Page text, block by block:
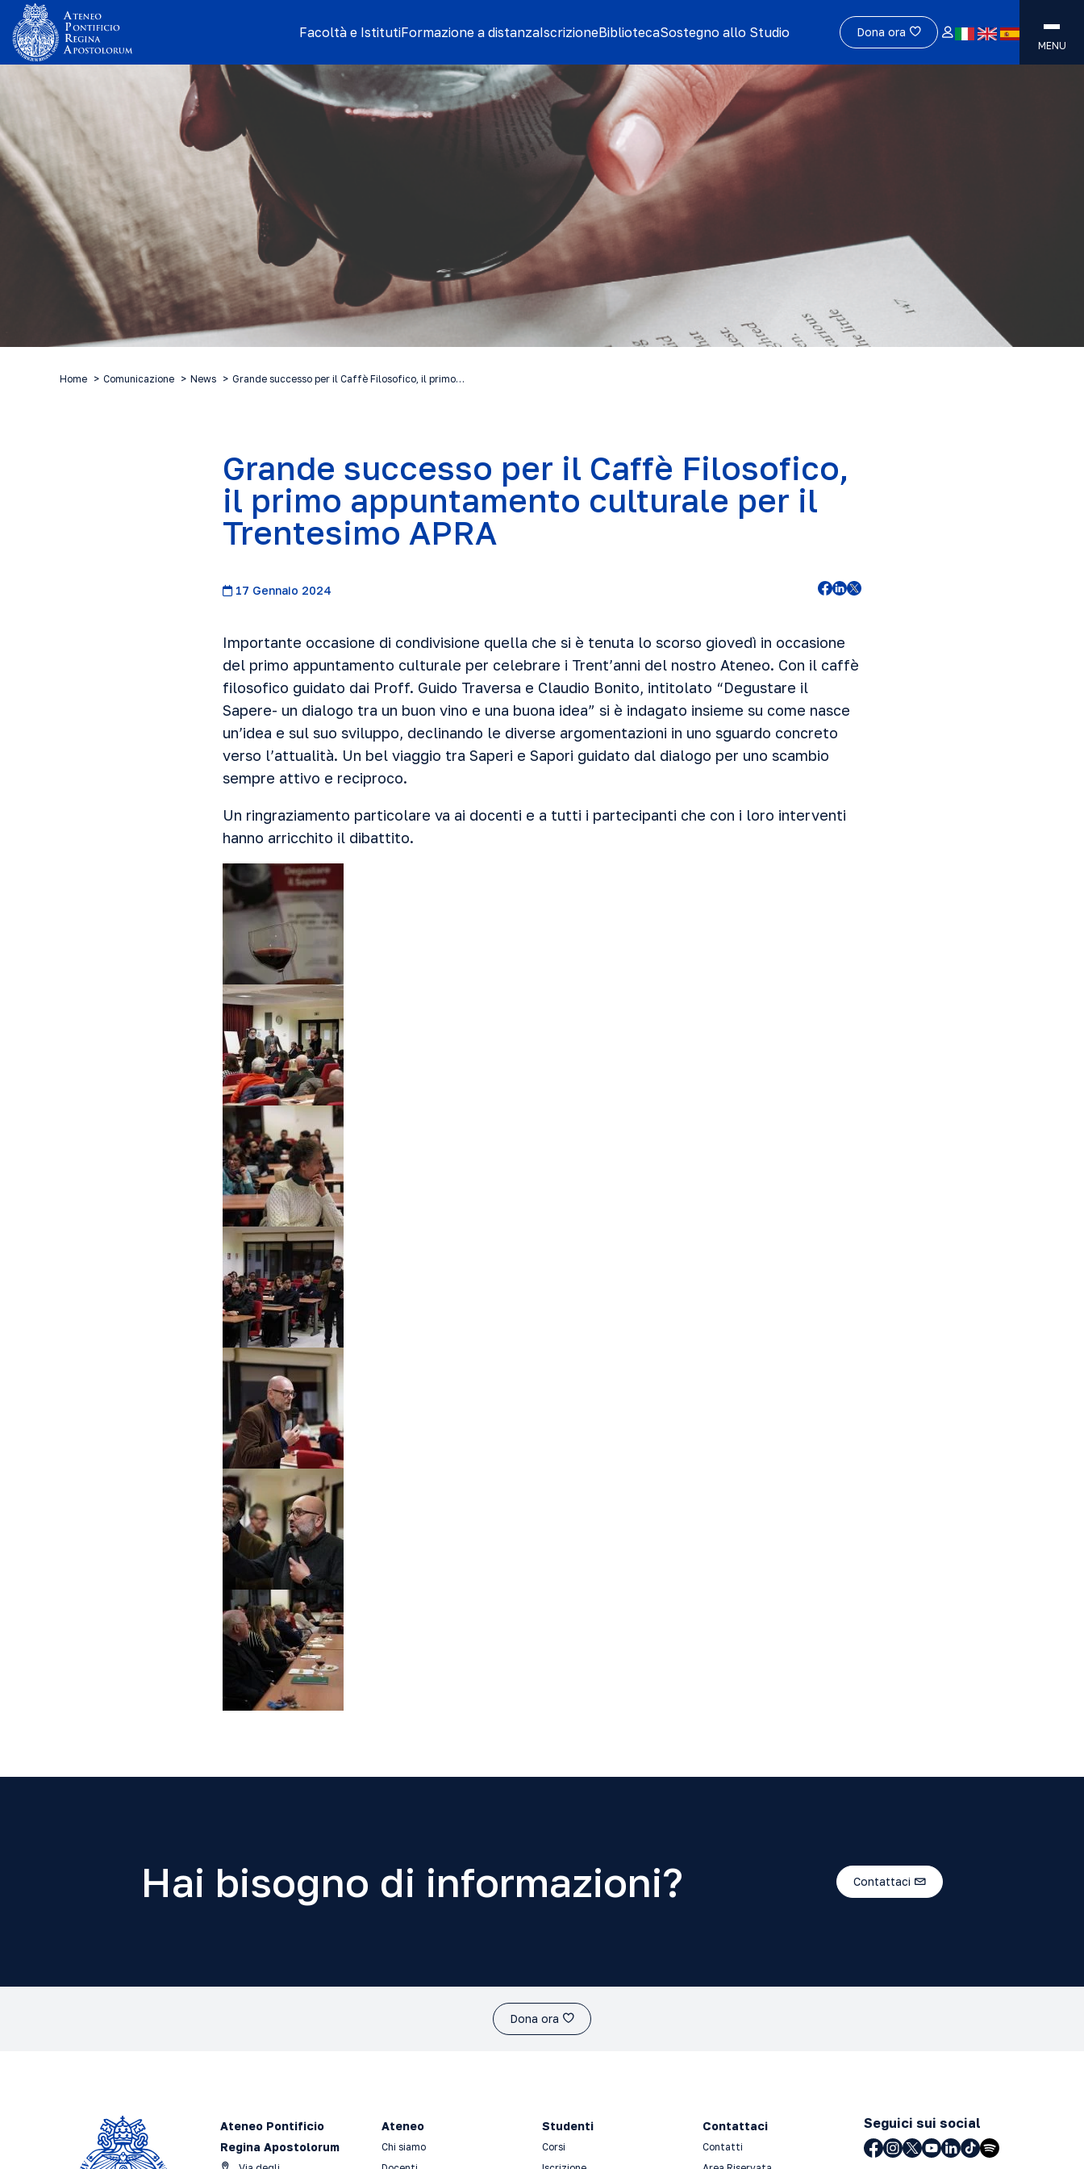
Facoltà e IstitutiFormazione a distanzaIscrizioneBibliotecaSostegno allo Studio Dona ora
MENU
Home Comunicazione News Grande successo per il Caffè Filosofico, il primo…
Grande successo per il Caffè Filosofico,
il primo appuntamento culturale per il
Trentesimo APRA
17 Gennaio 2024
Importante occasione di condivisione quella che si è tenuta lo scorso giovedì in occasione
del primo appuntamento culturale per celebrare i Trent’anni del nostro Ateneo. Con il caffè
filosofico guidato dai Proff. Guido Traversa e Claudio Bonito, intitolato “Degustare il
Sapere- un dialogo tra un buon vino e una buona idea” si è indagato insieme su come nasce
un’idea e sul suo sviluppo, declinando le diverse argomentazioni in uno sguardo concreto
verso l’attualità. Un bel viaggio tra Saperi e Sapori guidato dal dialogo per uno scambio
sempre attivo e reciproco.
Un ringraziamento particolare va ai docenti e a tutti i partecipanti che con i loro interventi
hanno arricchito il dibattito.
Hai bisogno di informazioni? Contattaci
Dona ora
Ateneo Pontificio
Regina Apostolorum
Ateneo
Chi siamo
Studenti
Corsi
Contattaci
Contatti
Seguici sui social